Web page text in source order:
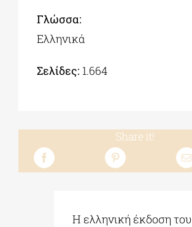
Γλώσσα:
Ελληνικά
Σελίδες: 1.664
Share it!
Η ελληνική έκδοση του